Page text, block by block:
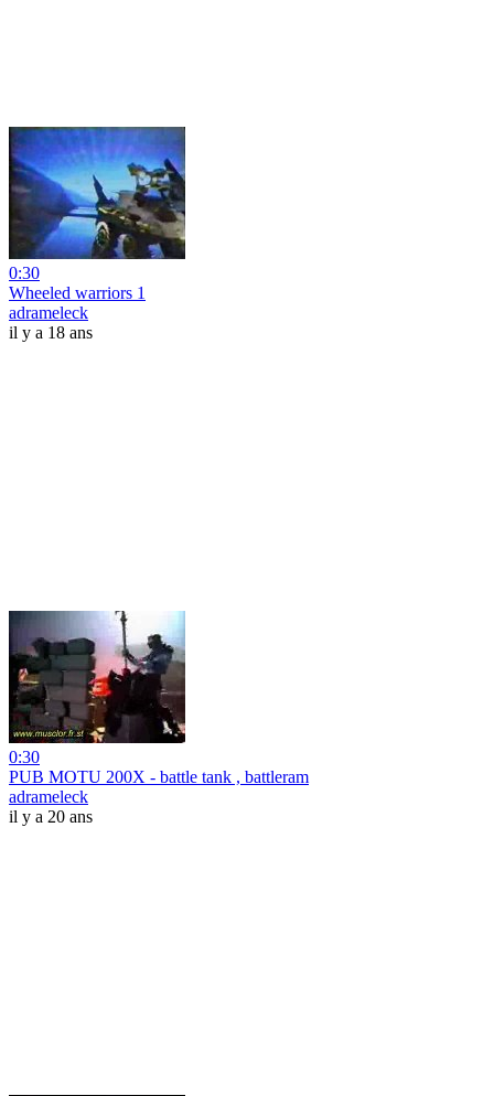
0:30
Wheeled warriors 1
adrameleck
il y a 18 ans
0:30
PUB MOTU 200X - battle tank , battleram
adrameleck
il y a 20 ans